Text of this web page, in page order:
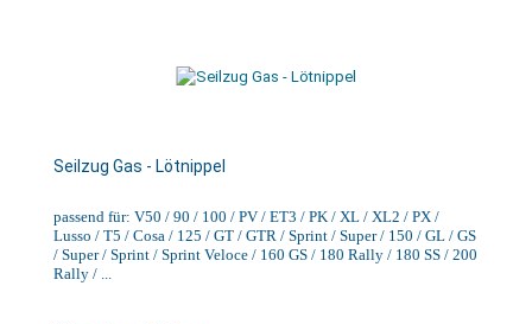
Seilzug Gas - Lötnippel
passend für: V50 / 90 / 100 / PV / ET3 / PK / XL / XL2 / PX /
Lusso / T5 / Cosa / 125 / GT / GTR / Sprint / Super / 150 / GL / GS
/ Super / Sprint / Sprint Veloce / 160 GS / 180 Rally / 180 SS / 200
Rally / ...